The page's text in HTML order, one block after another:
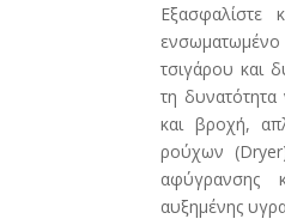
ενσωματωμένο
τσιγάρου και
τη
και βροχή,
ρούχων
αφύγρανσης
αυξημένης